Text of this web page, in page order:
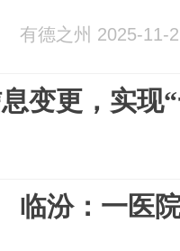
有德之州 2025-11-
变更，实现
临汾：一医